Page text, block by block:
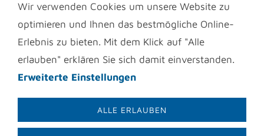
Grewe, Maren Grote, Professor Dr. Achim Gruber, Petra
Hartmann, Bianka Kerres, Ines Kivelitz, Dr. Nadine Klein, Dr.
Charlotte Kolodzey, Eva-Maria Krämer, Verena Kretzer,
Petra Kriegel, Gerd Leder, Perdita Lübbe-Scheuermann, Dr.
Rosemarie Marquardt, Dr. Ádám Miklósi, Dr. Marie Nitzschner,
Mo Peichl, Ina Pfeifle, Dr. Carlo Pingen, Lisa Pinsdorf, Zoë
Stünkel, Dr. Dominique M. Tordy, Nadine Wolf, Dr. Jutta
+49 (0) 2237-5620235
Wir verwenden Cookies um unsere Website zu
optimieren und Ihnen das bestmögliche Online-
Erlebnis zu bieten. Mit dem Klick auf "Alle
erlauben" erklären Sie sich damit einverstanden.
Erweiterte Einstellungen
ALLE ERLAUBEN